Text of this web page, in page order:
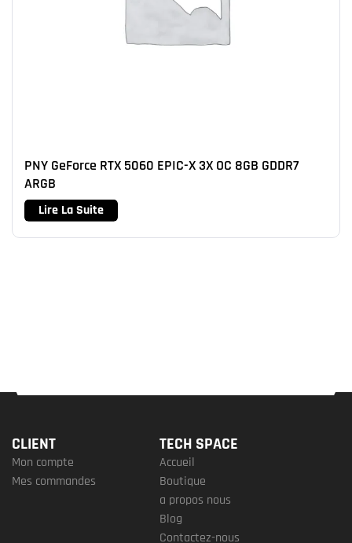
PNY GeForce RTX 5060 EPIC-X 3X OC 8GB GDDR7
ARGB
Lire La Suite
CLIENT
Mon compte
Mes commandes
TECH SPACE
Accueil
Boutique
a propos nous
Blog
Contactez-nous